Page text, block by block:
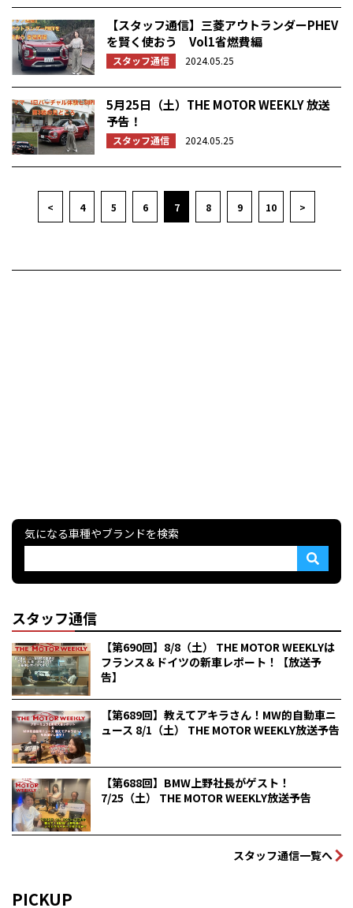
【スタッフ通信】三菱アウトランダーPHEV
を賢く使おう Vol1省燃費編
スタッフ通信 2024.05.25
5月25日（土）THE MOTOR WEEKLY 放送
予告！
スタッフ通信 2024.05.25
< 4 5 6 7 8 9 10 >
気になる車種やブランドを検索
スタッフ通信
【第690回】8/8（土） THE MOTOR WEEKLYは
フランス＆ドイツの新車レポート！【放送予
告】
【第689回】教えてアキラさん！MW的自動車ニ
ュース 8/1（土） THE MOTOR WEEKLY放送予告
【第688回】BMW上野社長がゲスト！
7/25（土） THE MOTOR WEEKLY放送予告
スタッフ通信一覧へ
PICKUP